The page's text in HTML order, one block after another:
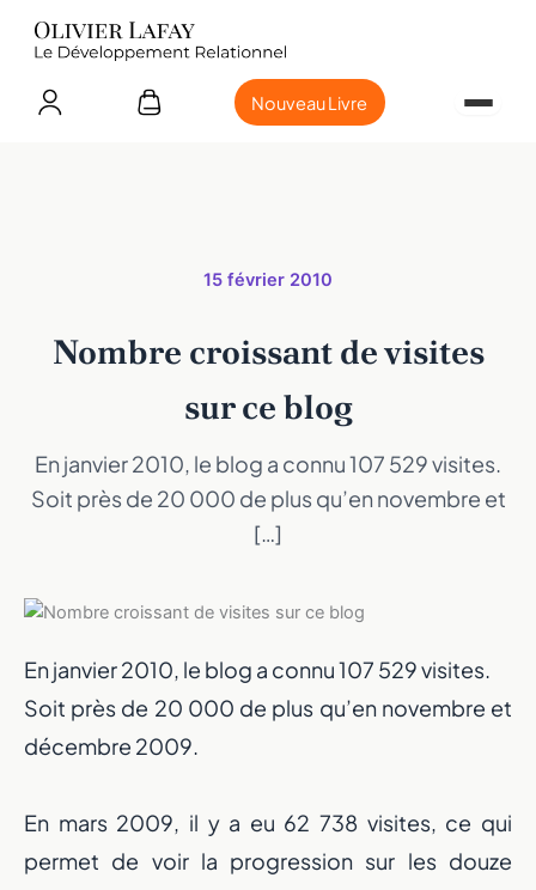
Nouveau Livre
15 février 2010
Nombre croissant de visites
sur ce blog
En janvier 2010, le blog a connu 107 529 visites.
Soit près de 20 000 de plus qu’en novembre et
[…]
En janvier 2010, le blog a connu 107 529 visites.
Soit près de 20 000 de plus qu’en novembre et
décembre 2009.
En mars 2009, il y a eu 62 738 visites, ce qui
permet de voir la progression sur les douze